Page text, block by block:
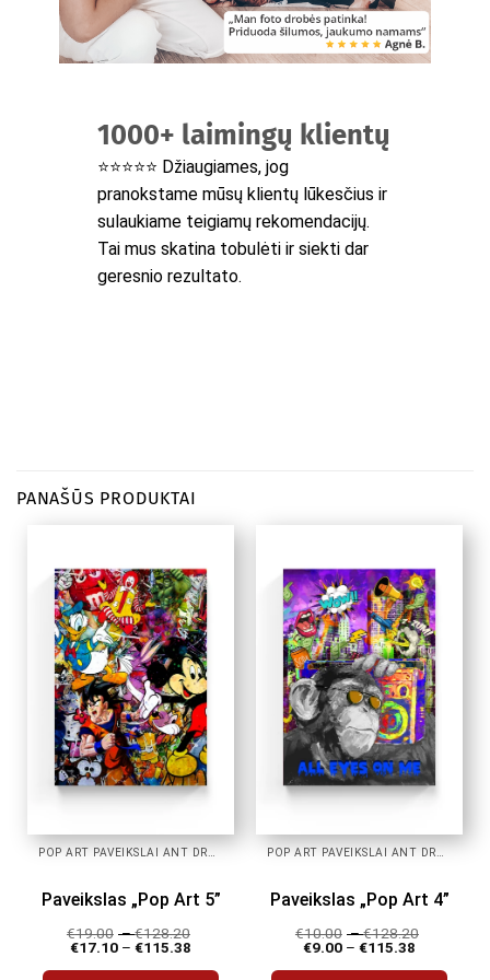
1000+ laimingų klientų
⭐⭐⭐⭐⭐ Džiaugiames, jog
pranokstame mūsų klientų lūkesčius ir
sulaukiame teigiamų rekomendacijų.
Tai mus skatina tobulėti ir siekti dar
geresnio rezultato.
PANAŠŪS PRODUKTAI
Paveikslas „Pop Art 5”
€19.00 –€128.20
€17.10 – €115.38
Paveikslas „Pop Art 4”
€10.00 –€128.20
€9.00 – €115.38